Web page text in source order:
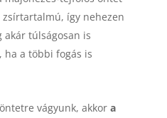
így nehezen
túlságosan is
a többi fogás is
vágyunk, akkor a